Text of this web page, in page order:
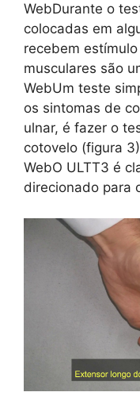
WebDurante o
colocadas em
recebem
musculares são
WebUm teste
os sintomas de
ulnar, é fazer o
cotovelo (figura
WebO ULTT3 é
direcionado para